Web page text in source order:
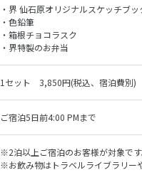
・界 仙石原オリジナルスケッチブ
・色鉛筆
・箱根チョコラスク
・界特製のお弁当
1セット 3,850円(税込、宿泊費別)
ご宿泊5日前4:00 PMまで
※2泊以上ご宿泊のお客様が対象です
※お飲み物はトラベルライブラリー